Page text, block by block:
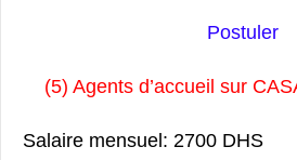
Postuler
(5) Agents d’accueil sur
Salaire mensuel: 2700 DHS